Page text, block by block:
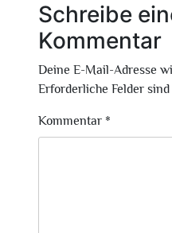
Schreibe
Kommentar
Deine E-Mail-Adresse
Erforderliche Felder
Kommentar *